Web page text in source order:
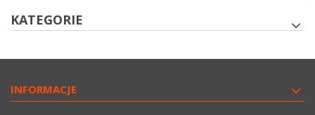
KATEGORIE
INFORMACJE